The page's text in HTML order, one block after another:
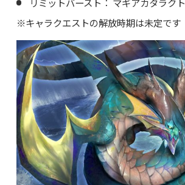
※キャラクエストの解放時期は未定です